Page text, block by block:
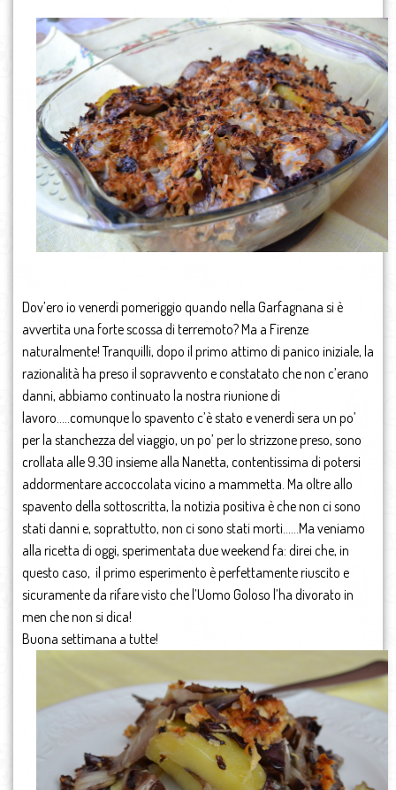
Dov’ero io venerdì pomeriggio quando nella Garfagnana si è
avvertita una forte scossa di terremoto? Ma a Firenze
naturalmente! Tranquilli, dopo il primo attimo di panico iniziale, la
razionalità ha preso il sopravvento e constatato che non c’erano
danni, abbiamo continuato la nostra riunione di
lavoro…..comunque lo spavento c’è stato e venerdì sera un po’
per la stanchezza del viaggio, un po’ per lo strizzone preso, sono
crollata alle 9.30 insieme alla Nanetta, contentissima di potersi
addormentare accoccolata vicino a mammetta. Ma oltre allo
spavento della sottoscritta, la notizia positiva è che non ci sono
stati danni e, soprattutto, non ci sono stati morti……Ma veniamo
alla ricetta di oggi, sperimentata due weekend fa: direi che, in
questo caso, il primo esperimento è perfettamente riuscito e
sicuramente da rifare visto che l’Uomo Goloso l’ha divorato in
men che non si dica!
Buona settimana a tutte!